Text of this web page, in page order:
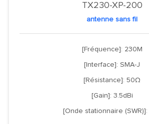
TX230-XP-200
antenne sans fil
[Fréquence]: 230M
[Interface]: SMA-J
[Résistance]: 50Ω
[Gain]: 3.5dBi
[Onde stationnaire (SWR)]: